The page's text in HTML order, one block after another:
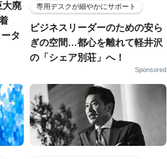
大廃
タ
専用デスクが細やかにサポート
ビジネスリーダーのための安ら
ぎの空間…都心を離れて軽井沢
の「シェア別荘」へ！
Sponsored